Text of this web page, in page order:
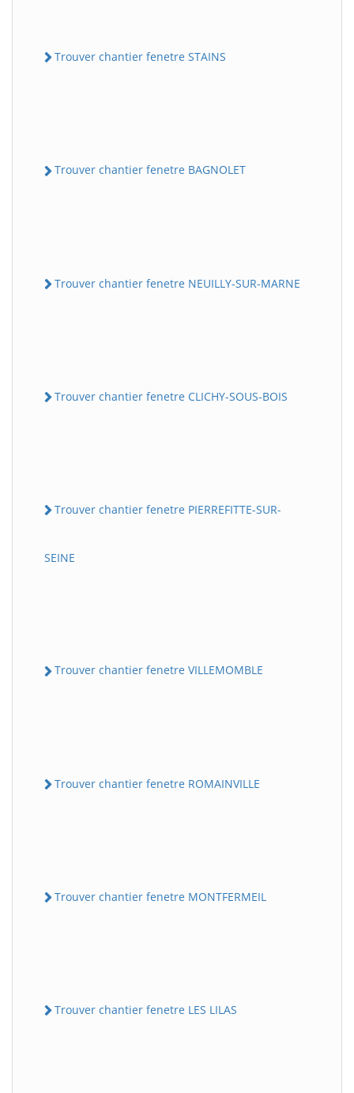
Trouver chantier fenetre STAINS
Trouver chantier fenetre BAGNOLET
Trouver chantier fenetre NEUILLY-SUR-MARNE
Trouver chantier fenetre CLICHY-SOUS-BOIS
Trouver chantier fenetre PIERREFITTE-SUR-
SEINE
Trouver chantier fenetre VILLEMOMBLE
Trouver chantier fenetre ROMAINVILLE
Trouver chantier fenetre MONTFERMEIL
Trouver chantier fenetre LES LILAS